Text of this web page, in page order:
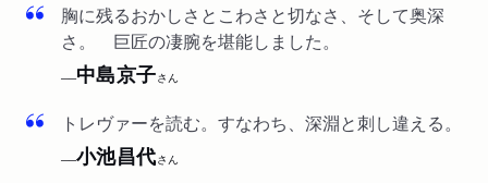
胸に残るおかしさとこわさと切なさ、そして奥深
さ。 巨匠の凄腕を堪能しました。
──中島京子さん
トレヴァーを読む。すなわち、深淵と刺し違える。
──小池昌代さん